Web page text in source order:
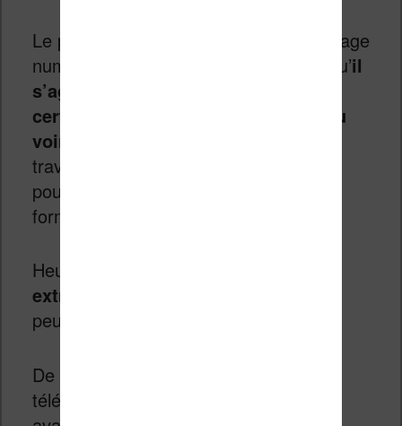
Le prix n’est pas excessif pour un ouvrage
numérique mais je ferais le reproche qu’il
s’agit de versions scannées pour
certains exemplaires PDF que j’ai pu
voir (les extraits)
travail de photographie a été effectué
pour transférer les ouvrages dans un
format numérique.
Heureusement,
extraits epub et ils sont nickels
peut modifier la taille de la police, etc.
De toute façon, vous pouvez toujours
télécharger gratuitement l’extrait fourni